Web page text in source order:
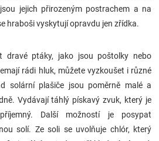
jejich přirozeným postrachem a na
hraboši vyskytují opravdu jen zřídka.
dravé ptáky, jako jsou poštolky nebo
rádi hluk, můžete vyzkoušet i různé
solární plašiče jsou poměrně malé a
Vydávají táhlý pískavý zvuk, který je
Další možností je posypat
solí. Ze soli se uvolňuje chlór, který